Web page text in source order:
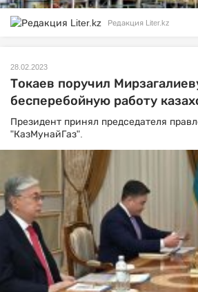
Редакция Liter.kz
28.02.2023
Токаев поручил
бесперебойную работу
Президент принял председателя
"КазМунайГаз".